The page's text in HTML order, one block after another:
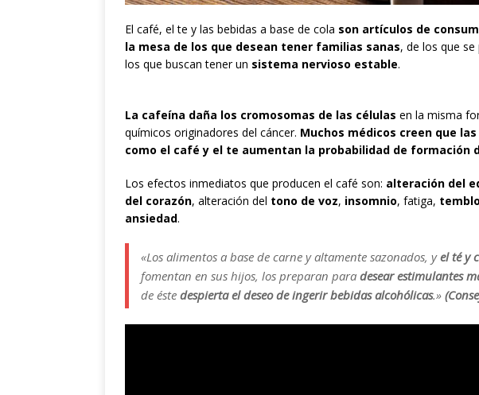
El café, el te y las bebidas a base de cola son artículos de
la mesa de los que desean tener familias sanas, de los que
los que buscan tener un sistema nervioso estable.
La cafeína daña los cromosomas de las células en la misma
químicos originadores del cáncer. Muchos médicos creen que
como el café y el te aumentan la probabilidad de formación
Los efectos inmediatos que producen el café son: alteración del
del corazón, alteración del tono de voz, insomnio, fatiga,
ansiedad.
«Los alimentos a base de carne y altamente sazonados, yel té y
fomentan en sus hijos, los preparan para desear estimulantes
de éste despierta el deseo de ingerir bebidas alcohólicas.»